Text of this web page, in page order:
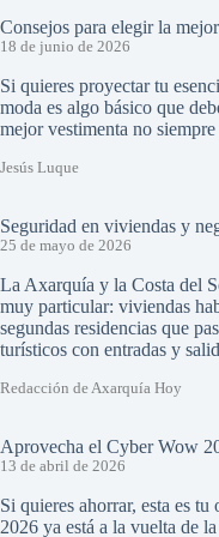
Consejos para elegir la
18 de junio de 2026
Si quieres proyectar tu
moda es algo básico que
mejor vestimenta no
Jesús Luque
Seguridad en viviendas y
25 de mayo de 2026
La Axarquía y la Costa del
muy particular: viviendas
segundas residencias que
turísticos con entradas y
Redacción de Axarquía Hoy
Aprovecha el Cyber Wow
13 de abril de 2026
Si quieres ahorrar, esta es
2026 ya está a la vuelta de